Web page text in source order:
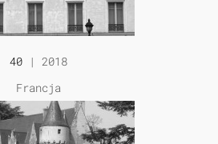
40 | 2018
Francja